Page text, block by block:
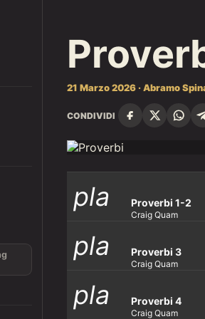
21 Marzo 2026 · Abramo
CONDIVIDI
pla
y_ar
row
Proverbi 1-2
Craig Quam
pla
y_ar
Proverbi 3
Craig Quam
pla
Proverbi 4
Craig Quam